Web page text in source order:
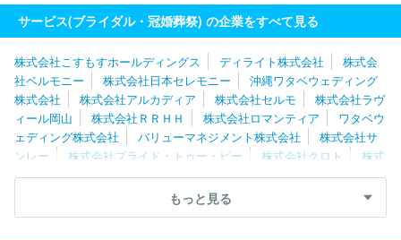
レーション
株式会社ロマンティア
株式会社日本サービスセンタ
ー
株式会社ビンク 株式会社日本フェニックス
株式会社レスト
サービス(ブライダル・冠婚葬祭) の企業をすべて見る
株式会社こすもすホールディングス ディライト株式会社
株式会
社ベルモニー
株式会社日本セレモニー
沖縄ワタベウェディング
株式会社
株式会社アルカディア 株式会社セルモ
株式会社ラヴ
ィール岡山
株式会社ＲＲＨＨ 株式会社ロマンティア
ワタベウ
ェディング株式会社
バリューマネジメント株式会社
株式会社サ
ンレー
株式会社ブライド・トゥー・ビー 株式会社クロト
株式
会社ブライズワード
ライフサポート株式会社
株式会社栄光堂セ
株式会社クレールコーポレーション
株式会社
ティア
もっと見る